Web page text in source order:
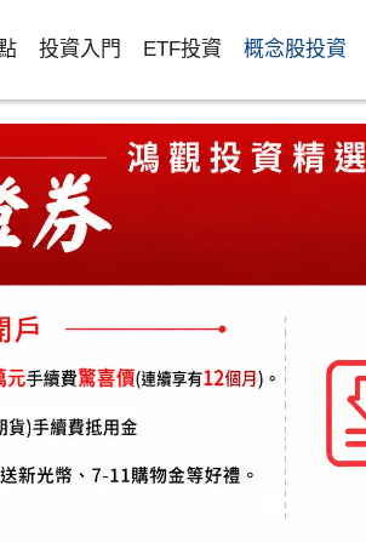
投資入門 ETF投資 概念股投資